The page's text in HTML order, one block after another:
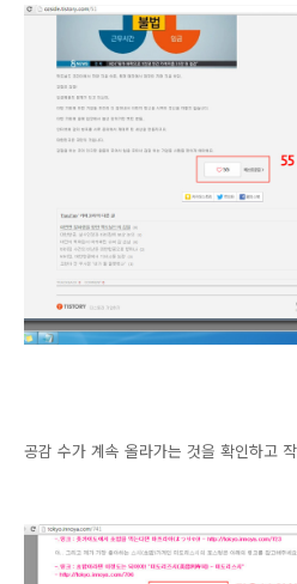
공감 수가 계속 올라가는 것을 확인하고